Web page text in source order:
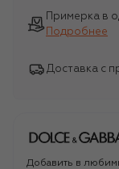
Примерка в
Подробнее
Доставка с
Добавить в